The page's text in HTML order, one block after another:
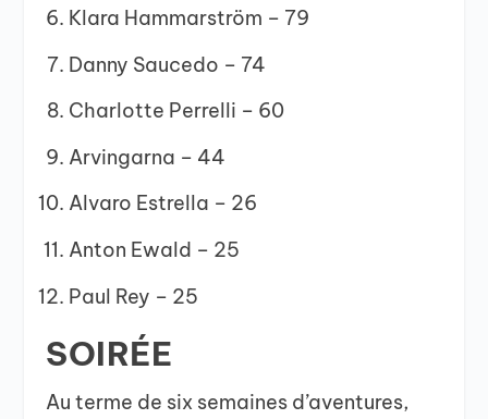
Klara Hammarström – 79
Danny Saucedo – 74
Charlotte Perrelli – 60
Arvingarna – 44
Alvaro Estrella – 26
Anton Ewald – 25
Paul Rey – 25
SOIRÉE
Au terme de six semaines d’aventures,